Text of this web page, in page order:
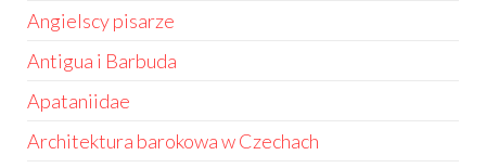
Angielscy pisarze
Antigua i Barbuda
Apataniidae
Architektura barokowa w Czechach